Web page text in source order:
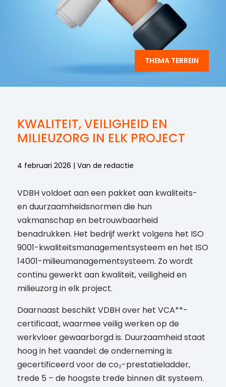
THEMA TERREIN
KWALITEIT, VEILIGHEID EN
MILIEUZORG IN ELK PROJECT
4 februari 2026 | Van de redactie
VDBH voldoet aan een pakket aan kwaliteits-
en duurzaamheidsnormen die hun
vakmanschap en betrouwbaarheid
benadrukken. Het bedrijf werkt volgens het ISO
9001-kwaliteitsmanagementsysteem en het ISO
14001-milieumanagementsysteem. Zo wordt
continu gewerkt aan kwaliteit, veiligheid en
milieuzorg in elk project.
Daarnaast beschikt VDBH over het VCA**-
certificaat, waarmee veilig werken op de
werkvloer gewaarborgd is. Duurzaamheid staat
hoog in het vaandel: de onderneming is
gecertificeerd voor de co₂-prestatieladder,
trede 5 – de hoogste trede binnen dit systeem.